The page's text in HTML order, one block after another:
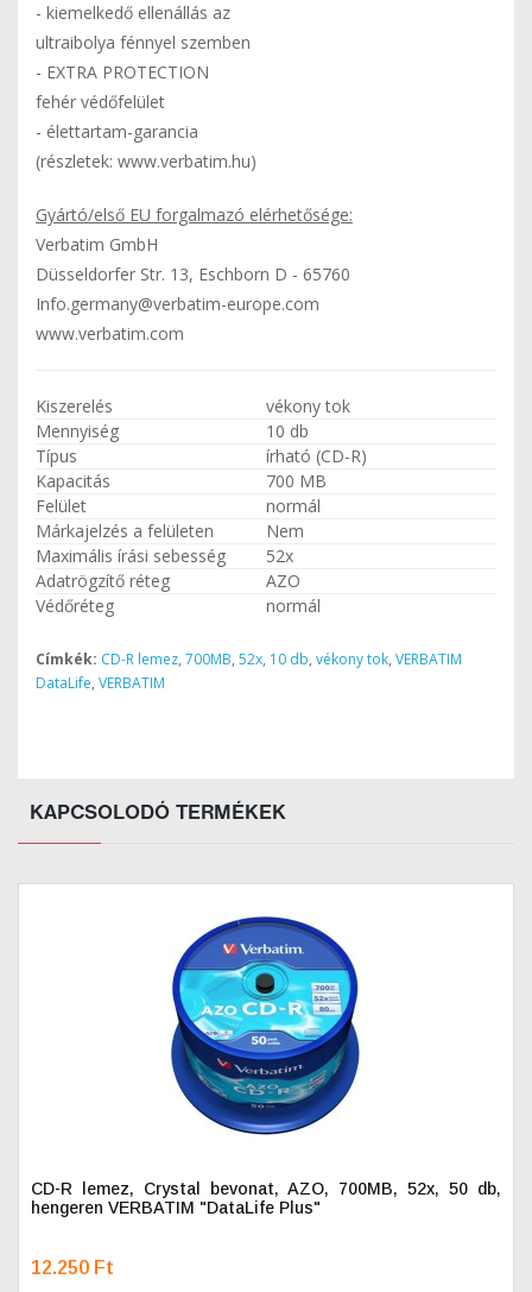
- kiemelkedő ellenállás az
ultraibolya fénnyel szemben
- EXTRA PROTECTION
fehér védőfelület
- élettartam-garancia
(részletek: www.verbatim.hu)
Gyártó/első EU forgalmazó elérhetősége:
Verbatim GmbH
Düsseldorfer Str. 13, Eschborn D - 65760
Info.germany@verbatim-europe.com
www.verbatim.com
Kiszerelés
vékony tok
Mennyiség
10 db
Típus
írható (CD-R)
Kapacitás
700 MB
Felület
normál
Márkajelzés a felületen
Nem
Maximális írási sebesség
52x
Adatrögzítő réteg
AZO
Védőréteg
normál
Címkék: CD-R lemez, 700MB, 52x, 10 db, vékony tok, VERBATIM
DataLife, VERBATIM
KAPCSOLODÓ TERMÉKEK
CD-R lemez, Crystal bevonat, AZO, 700MB, 52x, 50 db,
hengeren VERBATIM "DataLife Plus"
12.250 Ft